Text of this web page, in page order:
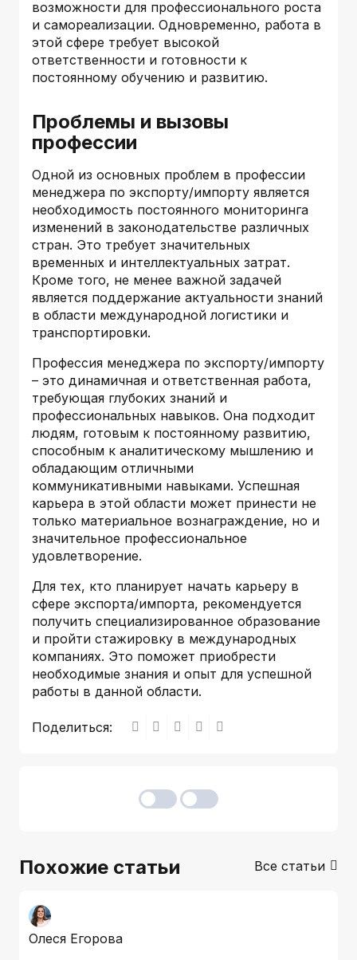
возможности для профессионального роста
и самореализации. Одновременно, работа в
этой сфере требует высокой
ответственности и готовности к
постоянному обучению и развитию.
Проблемы и вызовы
профессии
Одной из основных проблем в профессии
менеджера по экспорту/импорту является
необходимость постоянного мониторинга
изменений в законодательстве различных
стран. Это требует значительных
временных и интеллектуальных затрат.
Кроме того, не менее важной задачей
является поддержание актуальности знаний
в области международной логистики и
транспортировки.
Профессия менеджера по экспорту/импорту
– это динамичная и ответственная работа,
требующая глубоких знаний и
профессиональных навыков. Она подходит
людям, готовым к постоянному развитию,
способным к аналитическому мышлению и
обладающим отличными
коммуникативными навыками. Успешная
карьера в этой области может принести не
только материальное вознаграждение, но и
значительное профессиональное
удовлетворение.
Для тех, кто планирует начать карьеру в
сфере экспорта/импорта, рекомендуется
получить специализированное образование
и пройти стажировку в международных
компаниях. Это поможет приобрести
необходимые знания и опыт для успешной
работы в данной области.
Поделиться:
Похожие статьи Все статьи
Олеся Егорова